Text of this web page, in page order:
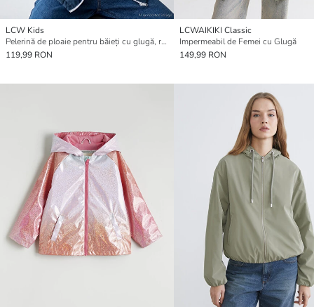
LCW Kids
Pelerină de ploaie pentru băieți cu glugă, rezistentă la apă
119,99 RON
LCWAIKIKI Classic
Impermeabil de Femei cu Glugă
149,99 RON